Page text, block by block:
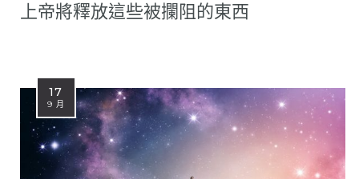
上帝將釋放這些被攔阻的東西
17
9 月